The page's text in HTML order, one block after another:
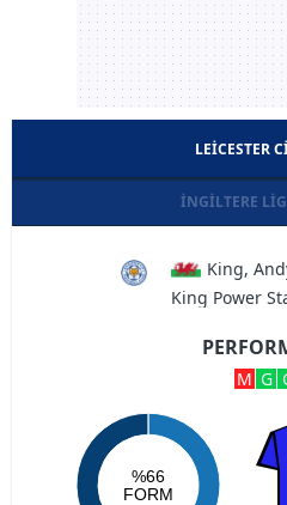
LEICESTER
İNGILTERE
King,
King Power
M G
%66
FORM